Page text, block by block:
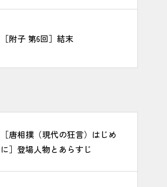
［附子 第6回］結末
［唐相撲（現代の狂言）はじめ
に］登場人物とあらすじ